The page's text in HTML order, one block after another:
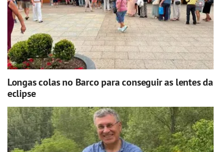
Longas colas no Barco para conseguir as lentes da
eclipse